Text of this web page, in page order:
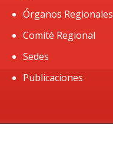
Órganos Regionales
Comité Regional
Sedes
Publicaciones